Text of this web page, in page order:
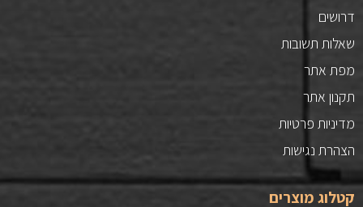
דרושים
שאלות תשובות
מפת אתר
תקנון אתר
מדיניות פרטיות
הצהרת נגישות
קטלוג מוצרים